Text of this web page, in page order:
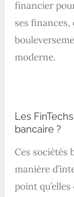
financier
ses
moderne.
Les
bancaire ?
Ces sociétés
manière
point